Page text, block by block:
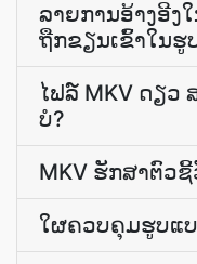
ລາຍການອ້າງອີງ​
ຖືກຂຽນ​ເຂົ້າ​ໃນ​ຮູ
ໄຟລ໌ MKV ດຽວ
ບໍ?
MKV ຮັກສາ​ຕົວ​
ໃຜ​ຄວບຄຸມ​ຮູບແບ